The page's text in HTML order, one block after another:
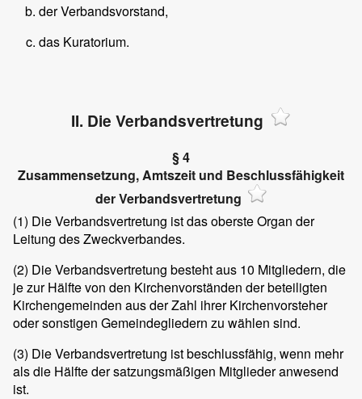
der Verbandsvorstand,
das Kuratorium.
II. Die Verbandsvertretung
§ 4
Zusammensetzung, Amtszeit und Beschlussfähigkeit
der Verbandsvertretung
(1) Die Verbandsvertretung ist das oberste Organ der
Leitung des Zweckverbandes.
(2) Die Verbandsvertretung besteht aus 10 Mitgliedern, die
je zur Hälfte von den Kirchenvorständen der beteiligten
Kirchengemeinden aus der Zahl ihrer Kirchenvorsteher
oder sonstigen Gemeindegliedern zu wählen sind.
(3) Die Verbandsvertretung ist beschlussfähig, wenn mehr
als die Hälfte der satzungsmäßigen Mitglieder anwesend
ist.